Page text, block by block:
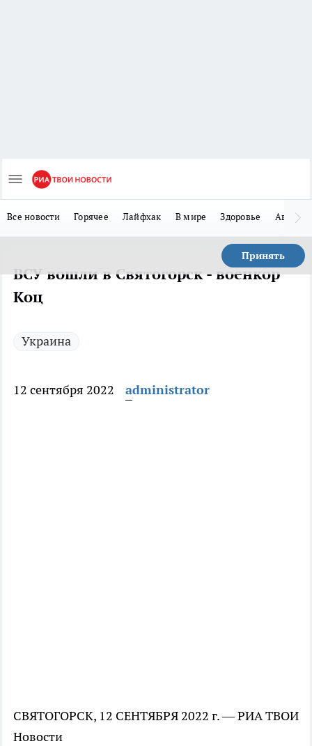
Все новости Горячее Лайфхак В мире Здоровье Авто
Принять
ВСУ вошли в Святогорск - военкор
Коц
Украина
12 сентября 2022 administrator
СВЯТОГОРСК, 12 СЕНТЯБРЯ 2022 г. — РИА ТВОИ
Новости